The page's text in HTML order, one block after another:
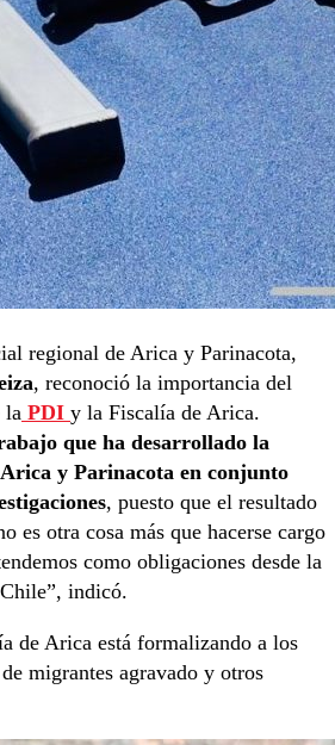
regional de Arica y Parinacota,
, reconoció la importancia del
la PDI y la Fiscalía de Arica.
que ha desarrollado la
y Parinacota en conjunto
, puesto que el resultado
es otra cosa más que hacerse cargo
como obligaciones desde la
indicó.
de Arica está formalizando a los
migrantes agravado y otros